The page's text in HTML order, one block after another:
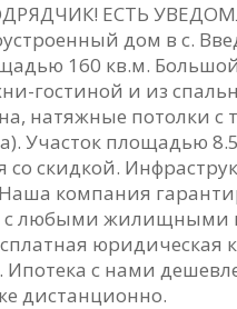
ЕСТЬ
дом в с.
160 кв.м.
гостиной и из
натяжные потолки
Участок площадью
скидкой.
компания
с любыми жилищными
Ипотека с нами
дистанционно.